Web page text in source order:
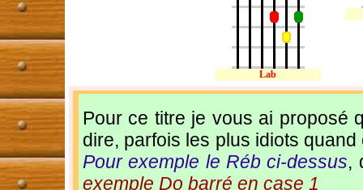
Lab
Pour ce titre je vous ai proposé
dire, parfois les plus idiots
Pour exemple le Réb ci-dessus,
exemple Do barré en case 1